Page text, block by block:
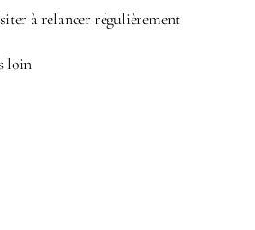
à relancer régulièrement
loin